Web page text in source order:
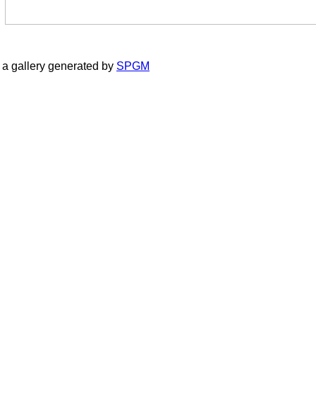
a gallery generated by SPGM